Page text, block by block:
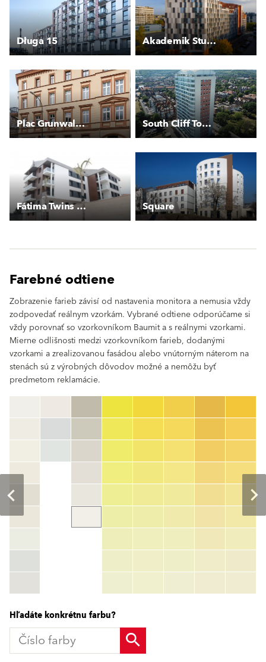
Długa 15 Akademik Student Depot
Plac Grunwaldzki - Kamienica South Cliff Tower
Fátima Twins Residences Square
Farebné odtiene
Zobrazenie farieb závisí od nastavenia monitora a nemusia vždy
zodpovedať reálnym vzorkám. Vybrané odtiene odporúčame si
vždy porovnať so vzorkovníkom Baumit a s reálnymi vzorkami.
Mierne odlišnosti medzi vzorkovníkom farieb, dodanými
vzorkami a zrealizovanou fasádou alebo vnútorným náterom na
stenách sú z výrobných dôvodov možné a nemôžu byť
predmetom reklamácie.
Číslo farby
color_name
HEX:hex_code
TSR:tsr_code
Zistiť viac
Hľadáte konkrétnu farbu?